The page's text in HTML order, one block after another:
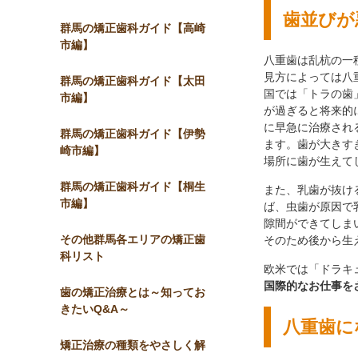
歯並び
八重歯は乱杭の
見方によっては
国では「トラの
が過ぎると将来的
に早急に治療され
ます。歯が大き
場所に歯が生えて
また、乳歯が抜
ば、虫歯が原因で
隙間ができてし
そのため後から生
欧米では「ドラキ
国際的なお仕事
八重歯
群馬の矯正歯科ガイド【高崎
市編】
群馬の矯正歯科ガイド【太田
市編】
群馬の矯正歯科ガイド【伊勢
崎市編】
群馬の矯正歯科ガイド【桐生
市編】
その他群馬各エリアの矯正歯
科リスト
歯の矯正治療とは～知ってお
きたいQ&A～
矯正治療の種類をやさしく解